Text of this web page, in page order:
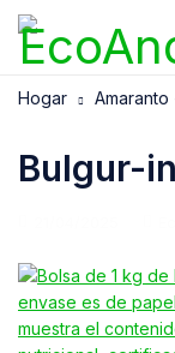
Hogar
Bulgur-